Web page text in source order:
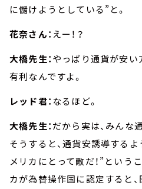
に儲けようとしている”と。
花奈さん： えー！？
大橋先生：やっぱり通貨が安
有利なんですよ。
レッド君： なるほど。
大橋先生：だから実は、みんな
そうすると、通貨安誘導する
メリカにとって敵だ！”という
カが為替操作国に認定すると